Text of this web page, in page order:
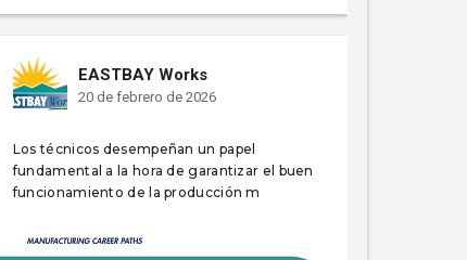
EASTBAY Works
20 de febrero de 2026
Los técnicos desempeñan un papel
fundamental a la hora de garantizar el buen
funcionamiento de la producción m